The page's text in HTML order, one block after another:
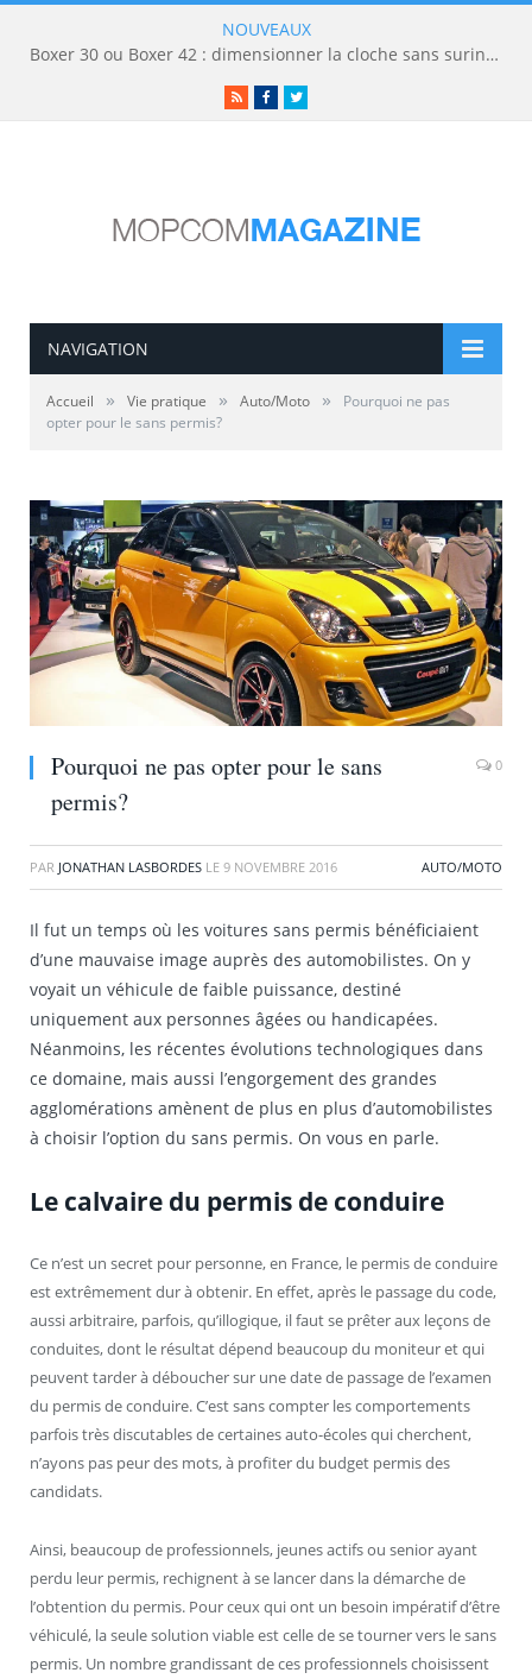
NOUVEAUX
Boxer 30 ou Boxer 42 : dimensionner la cloche sans surinvestir
RSSFacebookTwitter
NAVIGATION
Accueil » Vie pratique » Auto/Moto »
Pourquoi ne pas
opter pour le sans permis?
Pourquoi ne pas opter pour le sans
permis?
0
PAR JONATHAN LASBORDES LE 9 NOVEMBRE 2016 AUTO/MOTO
Il fut un temps où les voitures sans permis bénéficiaient
d’une mauvaise image auprès des automobilistes. On y
voyait un véhicule de faible puissance, destiné
uniquement aux personnes âgées ou handicapées.
Néanmoins, les récentes évolutions technologiques dans
ce domaine, mais aussi l’engorgement des grandes
agglomérations amènent de plus en plus d’automobilistes
à choisir l’option du sans permis. On vous en parle.
Le calvaire du permis de conduire
Ce n’est un secret pour personne, en France, le permis de conduire
est extrêmement dur à obtenir. En effet, après le passage du code,
aussi arbitraire, parfois, qu’illogique, il faut se prêter aux leçons de
conduites, dont le résultat dépend beaucoup du moniteur et qui
peuvent tarder à déboucher sur une date de passage de l’examen
du permis de conduire. C’est sans compter les comportements
parfois très discutables de certaines auto-écoles qui cherchent,
n’ayons pas peur des mots, à profiter du budget permis des
candidats.
Ainsi, beaucoup de professionnels, jeunes actifs ou senior ayant
perdu leur permis, rechignent à se lancer dans la démarche de
l’obtention du permis. Pour ceux qui ont un besoin impératif d’être
véhiculé, la seule solution viable est celle de se tourner vers le sans
permis. Un nombre grandissant de ces professionnels choisissent